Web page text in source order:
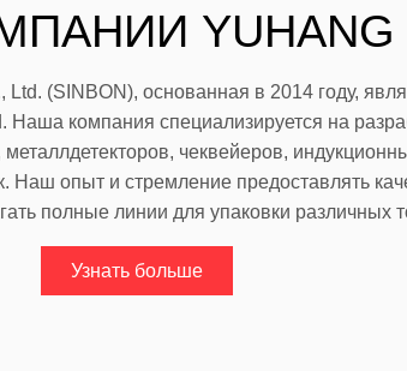
YUHANG
(SINBON), основанная в 2014 году,
компания специализируется на
чеквейеров,
Наш опыт и стремление предоставлять
полные линии для упаковки различных
Узнать больше